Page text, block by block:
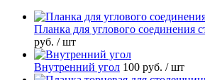
Планка для углового соединения
руб. / шт
Внутренний угол 100 руб. / шт